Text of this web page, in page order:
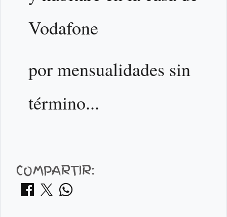
Vodafone
por mensualidades sin
término...
COMPARTIR: